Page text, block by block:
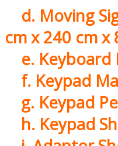
d. Moving
cm x 240 cm x
e. Keyboard
f. Keypad
g. Keypad
h. Keypad